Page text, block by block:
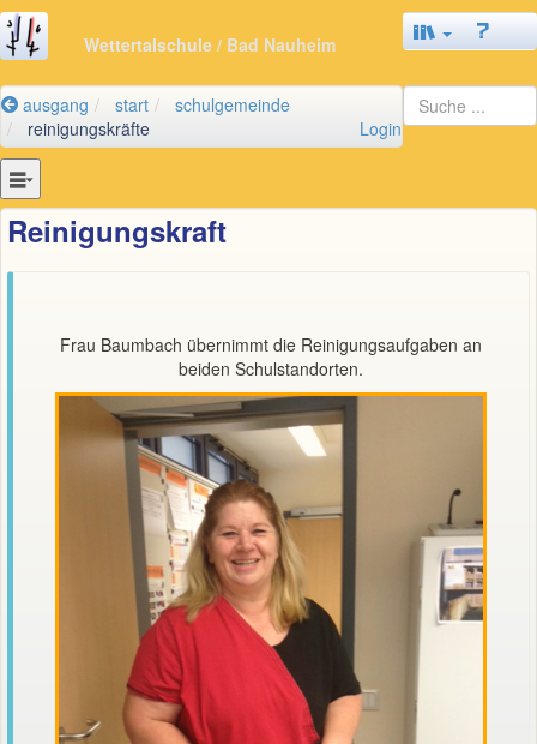
Wettertalschule / Bad Nauheim
ausgang start
schulgemeinde
reinigungskräfte
Login
Reinigungskraft
Frau Baumbach übernimmt die Reinigungsaufgaben an
beiden Schulstandorten.